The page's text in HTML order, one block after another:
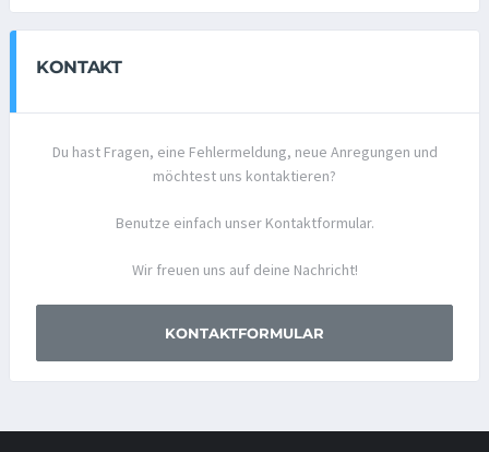
KONTAKT
Du hast Fragen, eine Fehlermeldung, neue Anregungen und
möchtest uns kontaktieren?
Benutze einfach unser Kontaktformular.
Wir freuen uns auf deine Nachricht!
KONTAKTFORMULAR